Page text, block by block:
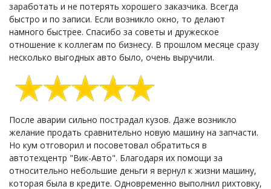
заработать и не потерять хорошего заказчика. Всегда
быстро и по записи. Если возникло окно, то делают
намного быстрее. Спасибо за советы и дружеское
отношение к коллегам по бизнесу. В прошлом месяце сразу
несколько выгодных авто было, очень выручили.
После аварии сильно пострадал кузов. Даже возникло
желание продать сравнительно новую машину на запчасти.
Но кум отговорил и посоветовал обратиться в
автотехцентр "Вик-Авто". Благодаря их помощи за
относительно небольшие деньги я вернул к жизни машину,
которая была в кредите. Одновременно выполнил рихтовку,